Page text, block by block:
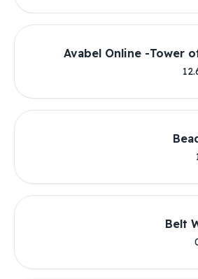
Avabel Online -Tower
Belt